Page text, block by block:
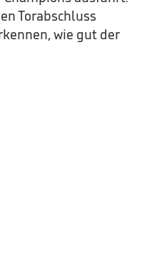
Torabschluss
wie gut der